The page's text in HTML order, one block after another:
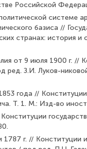
Российской
системе
базиса //
странах: история и
от 9 июля 1900 г. //
ред. З.И. Луков-
года //
Т. 1. М.: Изд-во
г. // Конституции